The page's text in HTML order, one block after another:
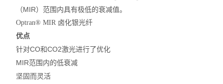
（MIR）范围内具有极低的衰减值。
Optran® MIR 卤化银光纤
优点
针对CO和CO2激光进行了优化
MIR范围内的低衰减
坚固而灵活